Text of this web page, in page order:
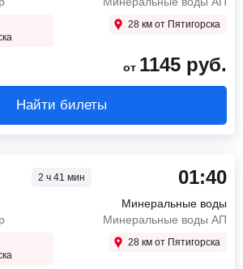
28 км от Пятигорска
от 1145 руб.
Найти билеты
2 ч 41 мин 01:40
Минеральные воды
Минеральные воды АП
28 км от Пятигорска